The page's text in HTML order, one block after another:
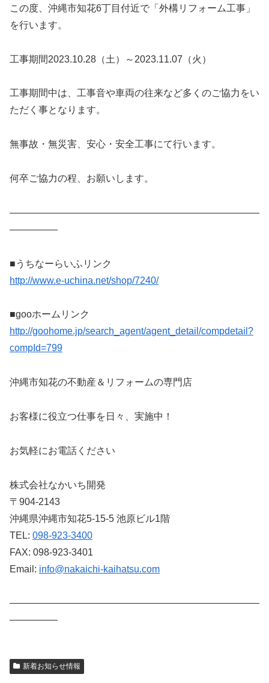
この度、沖縄市知花6丁目付近で「外構リフォーム工事」
を行います。
工事期間2023.10.28（土）～2023.11.07（火）
工事期間中は、工事音や車両の往来など多くのご協力をい
ただく事となります。
無事故・無災害、安心・安全工事にて行います。
何卒ご協力の程、お願いします。
——————————————————————————
—————
■うちなーらいふリンク
http://www.e-uchina.net/shop/7240/
■gooホームリンク
http://goohome.jp/search_agent/agent_detail/compdetail?
compId=799
沖縄市知花の不動産＆リフォームの専門店
お客様に役立つ仕事を日々、実施中！
お気軽にお電話ください
株式会社なかいち開発
〒904-2143
沖縄県沖縄市知花5-15-5 池原ビル1階
TEL: 098-923-3400
FAX: 098-923-3401
Email: info@nakaichi-kaihatsu.com
——————————————————————————
—————
新着お知らせ情報